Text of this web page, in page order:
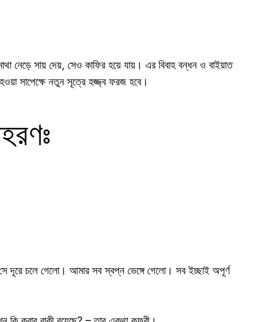
নেড়ে সায় দেয়, সেও কাফির হয়ে যায়। এর বিবাহ বন্ধন ও বাইয়াত
সাপেক্ষে নতুন সূত্রে হজ্জ্ব ফরজ হবে।
দূরে চলে গেলো। আমার সব স্বপ্ন ভেঙ্গে গেলো। সব ইচ্ছাই অপূর্ণ